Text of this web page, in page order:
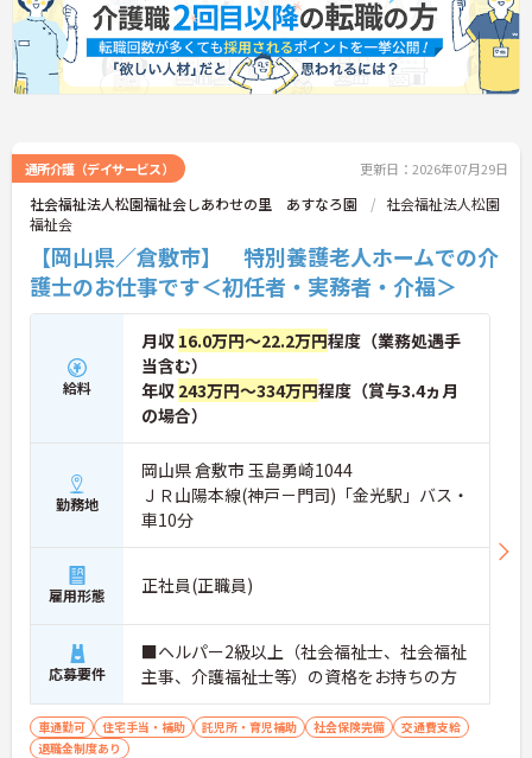
通所介護（デイサービス） 更新日：2026年07月29日
社会福祉法人松園福祉会しあわせの里 あすなろ園
社会福祉法人松園
福祉会
【岡山県／倉敷市】 特別養護老人ホームでの介
護士のお仕事です＜初任者・実務者・介福＞
給料
月収 16.0万円～22.2万円程度（業務処遇手
当含む）
年収 243万円～334万円程度（賞与3.4ヵ月
の場合）
勤務地
岡山県 倉敷市 玉島勇崎1044
ＪＲ山陽本線(神戸－門司)「金光駅」バス・
車10分
雇用形態 正社員(正職員)
応募要件
■ヘルパー2級以上（社会福祉士、社会福祉
主事、介護福祉士等）の資格をお持ちの方
車通勤可 住宅手当・補助 託児所・育児補助 社会保険完備
交通費支給
退職金制度あり